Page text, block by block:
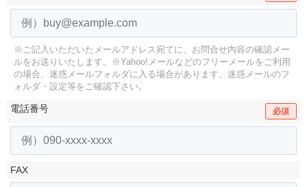
※ご記入いただいたメールアドレス宛てに、お問合せ内容の確認メー
ルをお送りいたします。
※Yahoo!メールなどのフリーメールをご利用
の場合、迷惑メールフォルダに入る場合があります。 迷惑メールのフ
ォルダ・設定等をご確認下さい。
電話番号 必須
FAX